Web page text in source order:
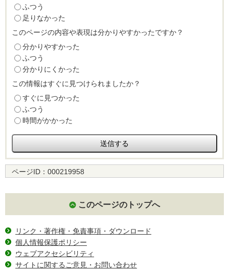
ふつう
足りなかった
このページの内容や表現は分かりやすかったですか？
分かりやすかった
ふつう
分かりにくかった
この情報はすぐに見つけられましたか？
すぐに見つかった
ふつう
時間がかかった
ページID： 000219958
このページのトップへ
リンク・著作権・免責事項・ダウンロード
個人情報保護ポリシー
ウェブアクセシビリティ
サイトに関するご意見・お問い合わせ